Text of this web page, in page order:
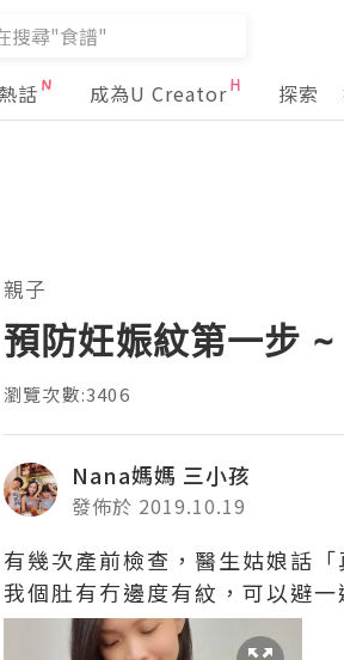
話 成為U Creator 探索
親子
預防妊娠紋第一步
瀏覽次數:3406
Nana媽媽 三小孩
發佈於 2019.10.19
有幾次產前檢查，醫生姑娘話
我個肚有冇邊度有紋，可以避